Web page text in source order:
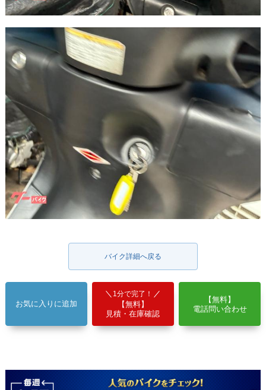
バイク詳細へ戻る
お気に入りに追加
1分で完了！
【無料】
見積・在庫確認
【無料】
電話問い合わせ